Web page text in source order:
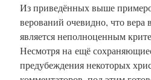
Из приведённых выше
верований очевидно, что вера
является неполноценным
Несмотря на ещё
предубеждения некоторых